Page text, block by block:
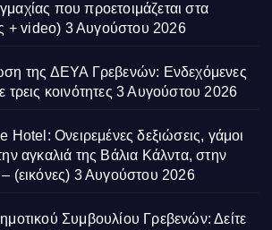
που προετοιμάζεται στα
+ video) 3 Αυγούστου 2026
της ΔΕΥΑ Γρεβενών: Ενδεχόμενες
κοινότητες 3 Αυγούστου 2026
Ονειρεμένες δεξιώσεις, γάμοι
αγκαλιά της Βάλια Κάλντα, στην
(εικόνες) 3 Αυγούστου 2026
Συμβουλίου Γρεβενών: Δείτε